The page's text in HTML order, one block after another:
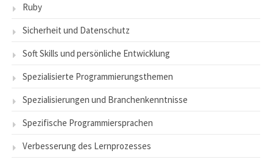
Ruby
Sicherheit und Datenschutz
Soft Skills und persönliche Entwicklung
Spezialisierte Programmierungsthemen
Spezialisierungen und Branchenkenntnisse
Spezifische Programmiersprachen
Verbesserung des Lernprozesses